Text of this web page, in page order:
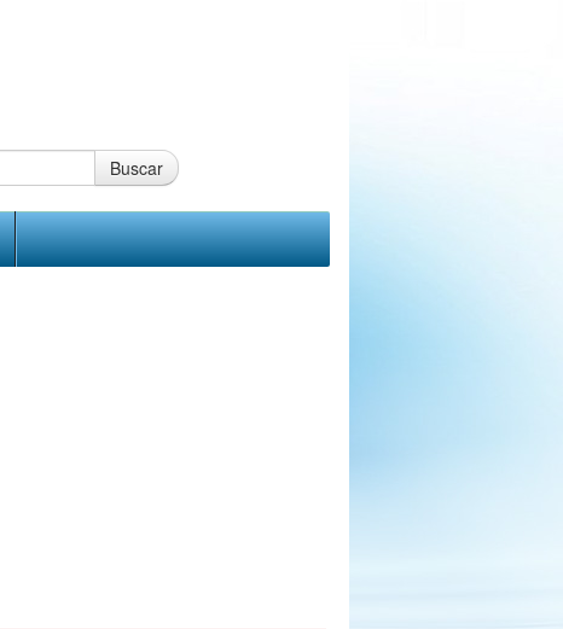
Buscar